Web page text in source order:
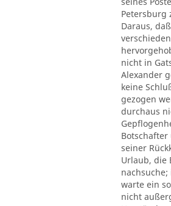
Petersburg
Daraus,
nicht in
Alexander
keine
gezogen
durchaus
seiner
Urlaub, die
warte ein
nicht